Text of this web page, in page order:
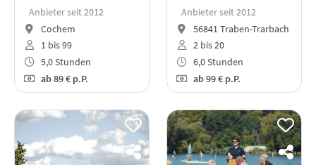
Anbieter seit 2012
Cochem
1 bis 99
5,0 Stunden
ab89 € p.P.
Anbieter seit 2012
56841 Traben-Trarbach
2 bis 20
6,0 Stunden
ab99 € p.P.